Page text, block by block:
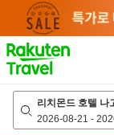
page
리치몬드 호텔 나
2026-08-21 -